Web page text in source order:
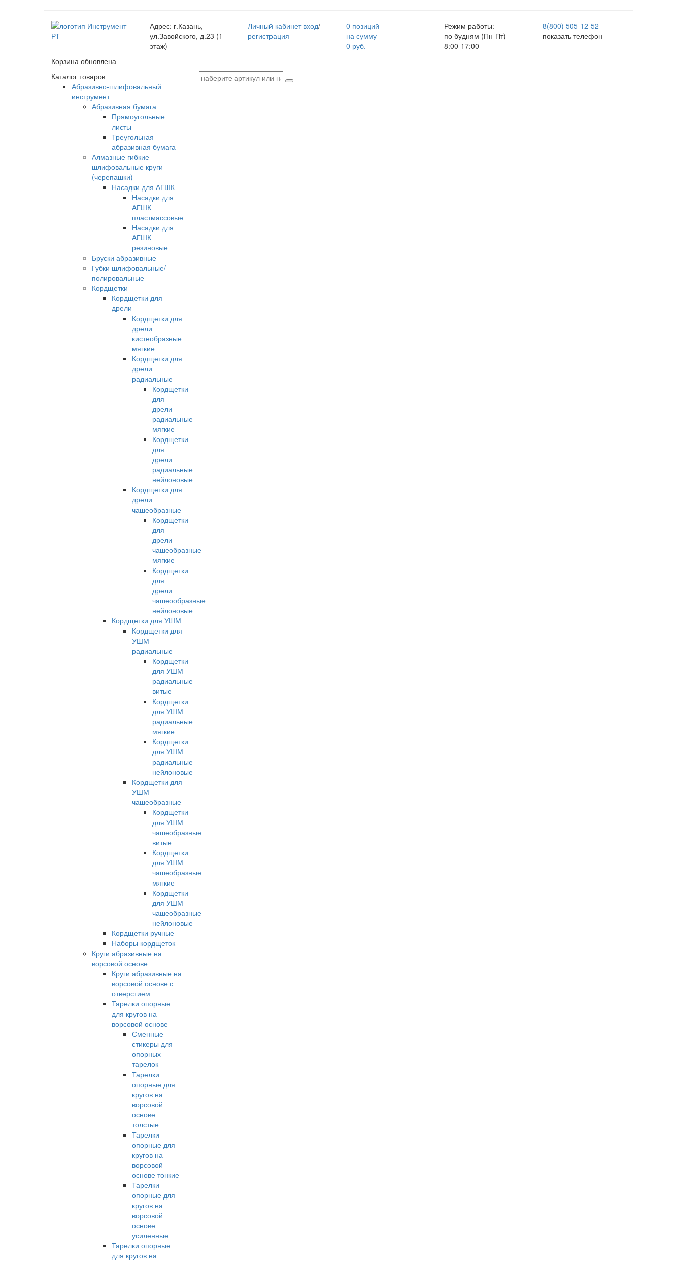
Адрес: г.Казань,
ул.Завойского, д.23 (1
этаж)
Личный кабинет вход/
регистрация
0 позиций
на сумму
0 руб.
Режим работы:
по будням (Пн-Пт)
8:00-17:00
8(800) 505-12-52
показать телефон
Корзина обновлена
Каталог товаров
Абразивно-шлифовальный
инструмент
Абразивная бумага
Прямоугольные
листы
Треугольная
абразивная бумага
Алмазные гибкие
шлифовальные круги
(черепашки)
Насадки для АГШК
Насадки для
АГШК
пластмассовые
Насадки для
АГШК
резиновые
Бруски абразивные
Губки шлифовальные/
полировальные
Кордщетки
Кордщетки для
дрели
Кордщетки для
дрели
кистеобразные
мягкие
Кордщетки для
дрели
радиальные
Кордщетки
для
дрели
радиальные
мягкие
Кордщетки
для
дрели
радиальные
нейлоновые
Кордщетки для
дрели
чашеобразные
Кордщетки
для
дрели
чашеобразные
мягкие
Кордщетки
для
дрели
чашеообразные
нейлоновые
Кордщетки для УШМ
Кордщетки для
УШМ
радиальные
Кордщетки
для УШМ
радиальные
витые
Кордщетки
для УШМ
радиальные
мягкие
Кордщетки
для УШМ
радиальные
нейлоновые
Кордщетки для
УШМ
чашеобразные
Кордщетки
для УШМ
чашеобразные
витые
Кордщетки
для УШМ
чашеобразные
мягкие
Кордщетки
для УШМ
чашеобразные
нейлоновые
Кордщетки ручные
Наборы кордщеток
Круги абразивные на
ворсовой основе
Круги абразивные на
ворсовой основе с
отверстием
Тарелки опорные
для кругов на
ворсовой основе
Сменные
стикеры для
опорных
тарелок
Тарелки
опорные для
кругов на
ворсовой
основе
толстые
Тарелки
опорные для
кругов на
ворсовой
основе тонкие
Тарелки
опорные для
кругов на
ворсовой
основе
усиленные
Тарелки опорные
для кругов на